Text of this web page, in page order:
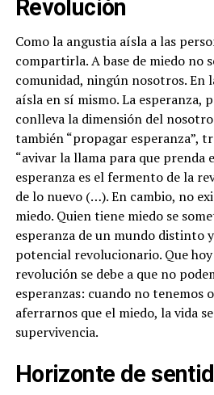
Revolución
Como la angustia aísla a las
compartirla. A base de miedo no
comunidad, ningún nosotros. En
aísla en sí mismo. La esperanza,
conlleva la dimensión del
también “propagar esperanza”,
“avivar la llama para que prenda
esperanza es el fermento de la
de lo nuevo (…). En cambio, no
miedo. Quien tiene miedo se
esperanza de un mundo distinto
potencial revolucionario. Que
revolución se debe a que no
esperanzas: cuando no tenemos
aferrarnos que el miedo, la vida
supervivencia.
Horizonte de